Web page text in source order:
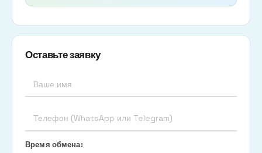
Оставьте заявку
Время обмена: